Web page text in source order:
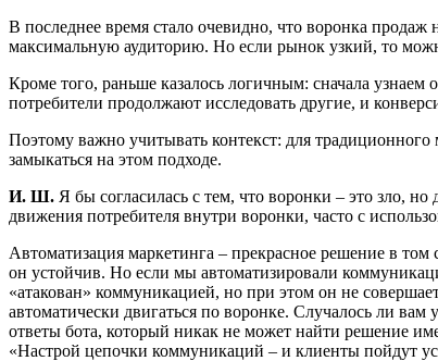
В последнее время стало очевидно, что воронка продаж
максимальную аудиторию. Но если рынок узкий, то
Кроме того, раньше казалось логичным: сначала
потребители продолжают исследовать другие, и
Поэтому важно учитывать контекст: для
замыкаться на этом подходе.
И. Ш. Я бы согласилась с тем, что воронки – это зло,
движения потребителя внутри воронки, часто с
Автоматизация маркетинга – прекрасное решение в
он устойчив. Но если мы автоматизировали
«атакован» коммуникацией, но при этом он не
автоматически двигаться по воронке. Случалось ли
ответы бота, который никак не может найти решение
«Настрой цепочки коммуникаций – и клиенты пойдут